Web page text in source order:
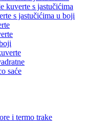
kuverte s jastučićima
s jastučićima u boji
saće
i termo trake